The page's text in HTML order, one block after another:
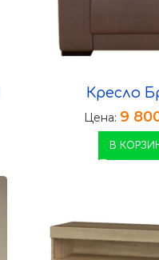
Кресло
Цена: 9
В